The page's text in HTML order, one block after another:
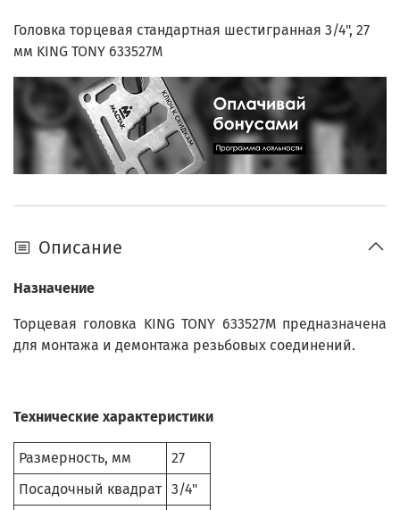
Головка торцевая стандартная шестигранная 3/4", 27
мм KING TONY 633527M
Описание
Назначение
Торцевая головка KING TONY 633527M предназначена
для монтажа и демонтажа резьбовых соединений.
Технические характеристики
Размерность, мм
27
Посадочный квадрат 3/4"